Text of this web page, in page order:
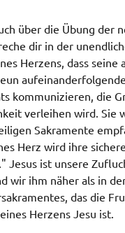
über die Übung der
dir in der
Herzens, dass seine
kommunizieren, die
verleihen wird. Sie
Sakramente
Herz wird ihre
Jesus ist unsere
wir ihm näher als in
das die
Herzens Jesu ist.